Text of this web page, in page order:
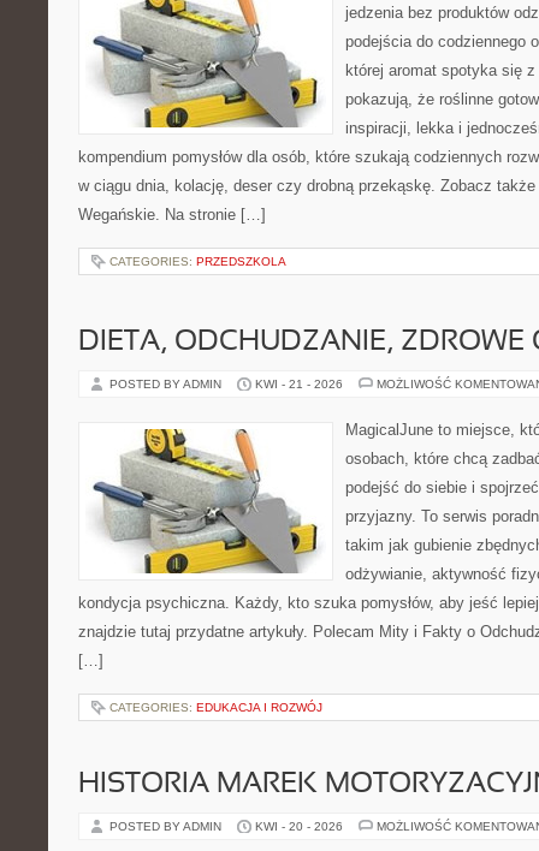
jedzenia bez produktów
podejścia do codziennego
której aromat spotyka się
pokazują, że roślinne
inspiracji, lekka i
kompendium pomysłów dla osób, które szukają codziennych
w ciągu dnia, kolację, deser czy drobną przekąskę. Zobacz
Wegańskie. Na stronie […]
CATEGORIES: PRZEDSZKOLA
DIETA, ODCHUDZANIE, ZDROWE
POSTED BY ADMIN KWI - 21 - 2026 MOŻLIWOŚĆ
MagicalJune to miejsce,
osobach, które chcą
podejść do siebie i
przyjazny. To serwis
takim jak gubienie
odżywianie, aktywność
kondycja psychiczna. Każdy, kto szuka pomysłów, aby jeść
znajdzie tutaj przydatne artykuły. Polecam Mity i Fakty o
[…]
CATEGORIES: EDUKACJA I ROZWÓJ
HISTORIA MAREK
POSTED BY ADMIN KWI - 20 - 2026 MOŻLIWOŚĆ